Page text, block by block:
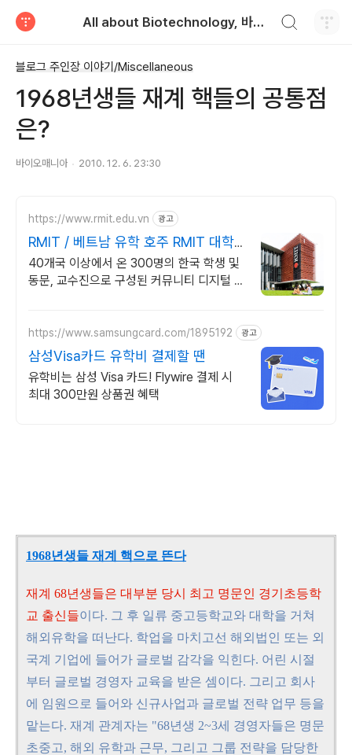
All about Biotechnology, 바이오텍의 모든 것
블로그 주인장 이야기/Miscellaneous
1968년생들 재계 핵들의 공통점
은?
바이오매니아 2010. 12. 6. 23:30
https://www.rmit.edu.vn 광고
RMIT / 베트남 유학 호주 RMIT 대학
졸업장
40개국 이상에서 온 300명의 한국 학생 및
동문, 교수진으로 구성된 커뮤니티 디지털 마
https://www.samsungcard.com/1895192 광고
삼성Visa카드 유학비 결제할 땐
유학비는 삼성 Visa 카드! Flywire 결제 시
최대 300만원 상품권 혜택
1968년생들 재계 핵으로 뜬다
재계 68년생들은 대부분 당시 최고 명문인 경기초등학
교 출신들이다. 그 후 일류 중고등학교와 대학을 거쳐
해외유학을 떠난다. 학업을 마치고선 해외법인 또는 외
국계 기업에 들어가 글로벌 감각을 익힌다. 어린 시절
부터 글로벌 경영자 교육을 받은 셈이다. 그리고 회사
에 임원으로 들어와 신규사업과 글로벌 전략 업무 등을
맡는다. 재계 관계자는 "68년생 2~3세 경영자들은 명문
초중고, 해외 유학과 근무, 그리고 그룹 전략을 담당한